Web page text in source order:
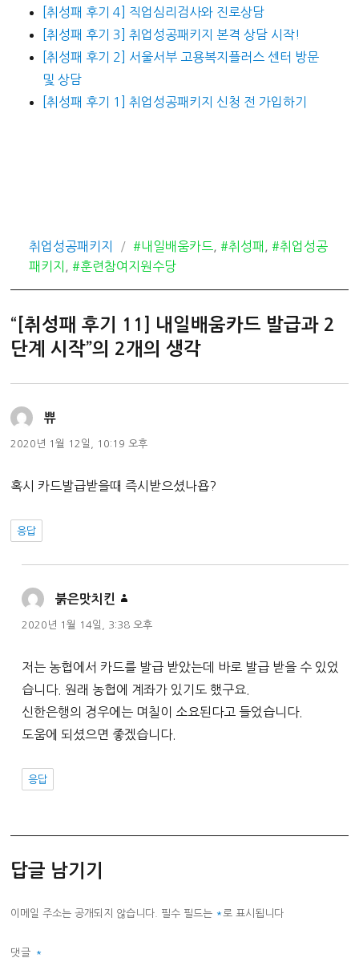
[취성패 후기 4] 직업심리검사와 진로상담
[취성패 후기 3] 취업성공패키지 본격 상담 시작!
[취성패 후기 2] 서울서부 고용복지플러스 센터 방문
및 상담
[취성패 후기 1] 취업성공패키지 신청 전 가입하기
카
테
취업성공패키지
태
그
#내일배움카드, #취성패 , #취업성공
패키지 ,#훈련참여지원수당
“[취성패 후기 11] 내일배움카드 발급과 2
단계 시작”의 2개의 생각
쀼
글:
2020년 1월 12일, 10:19 오후
혹시 카드발급받을때 즉시받으셨나욥?
응답
붉은맛치킨
글:
2020년 1월 14일, 3:38 오후
저는 농협에서 카드를 발급 받았는데 바로 발급 받을 수 있었
습니다. 원래 농협에 계좌가 있기도 했구요.
신한은행의 경우에는 며칠이 소요된다고 들었습니다.
도움에 되셨으면 좋겠습니다.
응답
답글 남기기
이메일 주소는 공개되지 않습니다. 필수 필드는 *로 표시됩니다
댓글 *